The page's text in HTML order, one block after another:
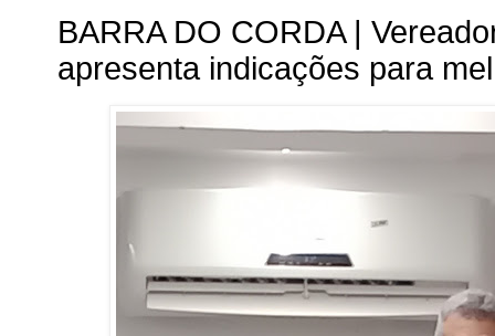
BARRA DO CORDA |
apresenta indicações para